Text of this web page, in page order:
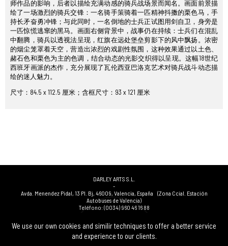
We use our own cookies and similir techniques to offer a better service
and experience to our clients.
师作品的影响，后者以描绘充满动感的骑兵战场景而闻名。画面前景描
绘了一场激烈的骑兵交锋：一名骑手策骑着一匹精神抖擞的栗色马，手
持长矛奋勇冲锋；与此同时，一名倒地的士兵正试图用剑自卫，身旁是
一匹惊慌逃窜的黑马。画面右侧背景中，战事仍在持续：士兵们在混乱
中翻腾，骑兵以透视法呈现，红旗在远处堡垒剪影下的风中飘扬。浓密
的烟尘笼罩着天空，营造出浓烈的戏剧性氛围，这种效果通过以土色、
赭石色和栗色为主的色调，结合动态的光影交织得以呈现。这幅18世纪
西班牙画派的杰作，充分展现了瓦伦西亚巴洛克艺术对骑兵战斗动态描
绘的迷人魅力。
尺寸：84.5 x 112.5 厘米；含框尺寸：93 x 121 厘米
DARLEY ARTS S.L.
-
Avda. Menendez Pidal, 13 Pl. Bj, 46009, Valencia, España (Zona Ccial. Estación
Autobuses de Valencia)
Teléfono:(0034) 960 46 16 88
(0034) 963 40 48 21
-
(0034) 669 53 68 89 (solo WhatsApp)